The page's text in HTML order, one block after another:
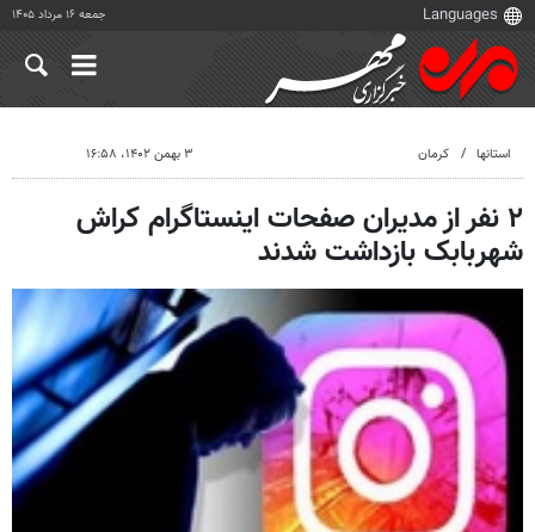
جمعه ۱۶ مرداد ۱۴۰۵
استانها کرمان ۳ بهمن ۱۴۰۲، ۱۶:۵۸
۲ نفر از مدیران صفحات اینستاگرام کراش
شهربابک بازداشت شدند